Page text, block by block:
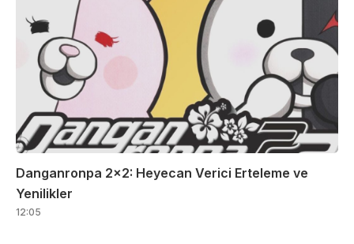
Danganronpa 2×2: Heyecan Verici Erteleme ve
Yenilikler
12:05